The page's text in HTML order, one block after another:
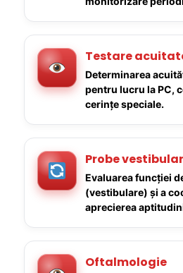
Testare
Determinarea
pentru lucru la PC,
cerințe speciale.
Probe
Evaluarea funcției
(vestibulare) și a
aprecierea
Oftalmologie